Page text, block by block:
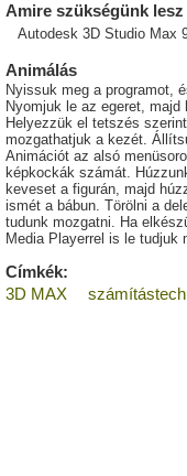
Amire szükségünk lesz
Autodesk 3D Studio Max
Animálás
Nyissuk meg a programot,
Nyomjuk le az egeret,
Helyezzük el tetszés
mozgathatjuk a kezét.
Animációt az alsó
képkockák számát.
keveset a figurán, majd
ismét a bábun. Törölni a
tudunk mozgatni. Ha
Media Playerrel is le tudjuk
Címkék:
3D MAX